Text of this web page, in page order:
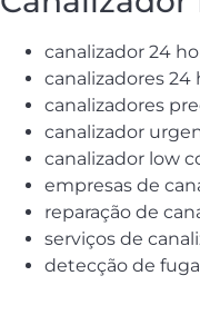
canalizador 24
canalizadores 24
canalizadores
canalizador
canalizador low
empresas de
reparação de
serviços de
detecção de